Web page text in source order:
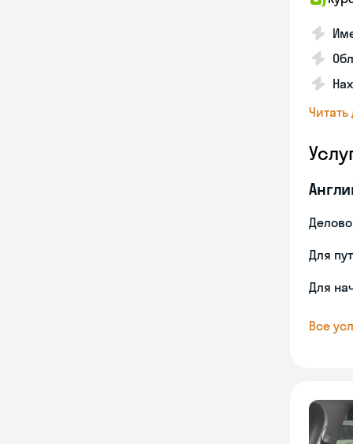
Для
Для
Все